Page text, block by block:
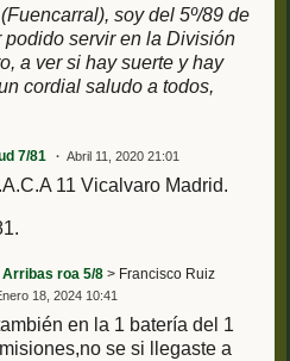
soy del 5º/89 de
podido servir en la División
a ver si hay suerte y hay
cordial saludo a todos,
7/81 Abril 11, 2020 21:01
11 Vicalvaro Madrid.
roa 5/8 > Francisco Ruiz
18, 2024 10:41
en la 1 batería del 1
se si llegaste a